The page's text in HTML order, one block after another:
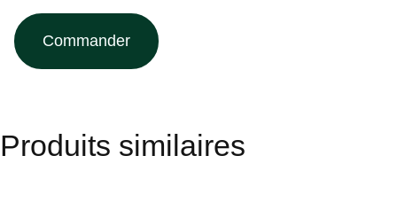
Commander
Produits similaires